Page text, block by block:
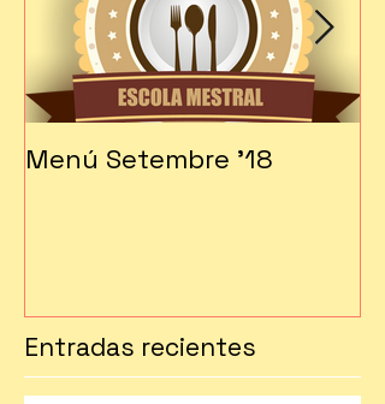
Menú Setembre '18
Entradas recientes